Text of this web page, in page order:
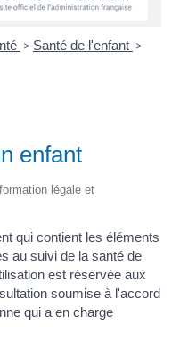
> Santé de l'enfant >
enfant
légale et
qui contient les éléments
au suivi de la santé de
est réservée aux
soumise à l'accord
qui a en charge